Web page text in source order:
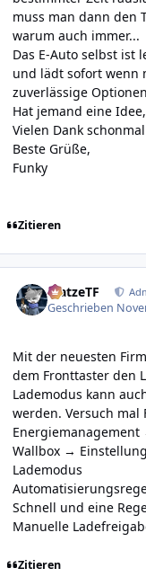
muss man dann den
warum auch immer...
Das E-Auto selbst ist
und lädt sofort wenn
zuverlässige
Hat jemand eine
Vielen Dank
Beste Grüße,
Funky
Zitieren
MatzeTF
Geschrieben
Mit der neuesten
dem Fronttaster den
Lademodus kann
werden. Versuch mal
Wallbox →
Lademodus
Schnell und eine
Manuelle
Zitieren